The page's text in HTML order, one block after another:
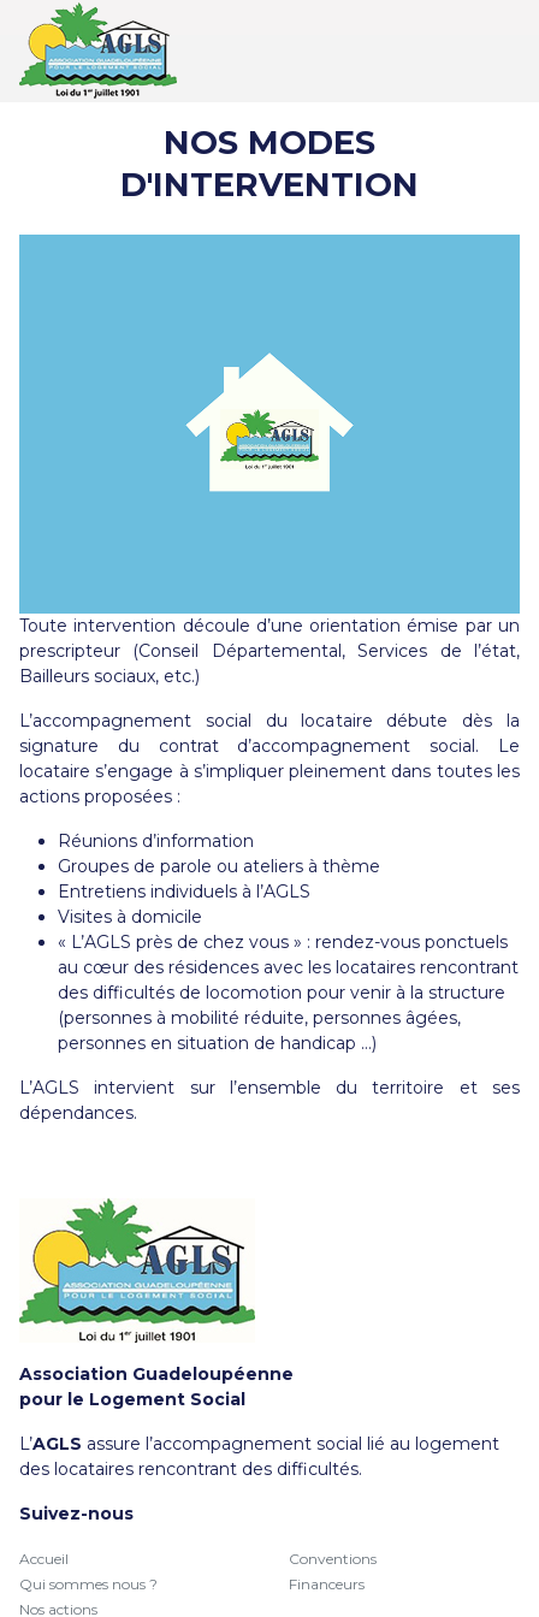
NOS MODES
D'INTERVENTION
Toute intervention découle d’une orientation émise par un
prescripteur (Conseil Départemental, Services de l’état,
Bailleurs sociaux, etc.)
L’accompagnement social du locataire débute dès la
signature du contrat d’accompagnement social. Le
locataire s’engage à s’impliquer pleinement dans toutes les
actions proposées :
Réunions d’information
Groupes de parole ou ateliers à thème
Entretiens individuels à l’AGLS
Visites à domicile
« L’AGLS près de chez vous » : rendez-vous ponctuels
au cœur des résidences avec les locataires rencontrant
des difficultés de locomotion pour venir à la structure
(personnes à mobilité réduite, personnes âgées,
personnes en situation de handicap …)
L’AGLS intervient sur l’ensemble du territoire et ses
dépendances.
Association Guadeloupéenne
pour le Logement Social
L’AGLS assure l’accompagnement social lié au logement
des locataires rencontrant des difficultés.
Suivez-nous
Accueil
Qui sommes nous ?
Nos actions
Conventions
Financeurs